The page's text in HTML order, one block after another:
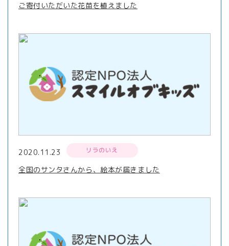
ご寄付いただいた花苗を植えました
2020.11.23 リラのいえ
全国のサンタさんから、絵本が届きました